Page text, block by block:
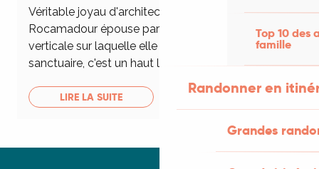
Top 10 des
famille
Randonner en
Grandes
Véritable joyau d'architecture, la cité de
Rocamadour épouse parfaitement la falaise
verticale sur laquelle elle a été construite. Ville
sanctuaire, c'est un haut lieu...
LIRE LA SUITE